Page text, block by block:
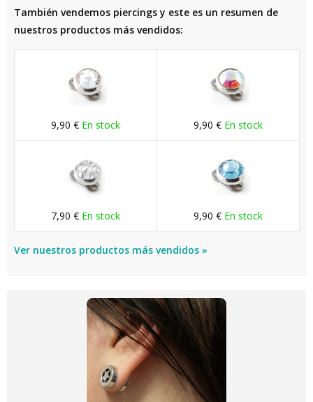
También vendemos piercings y este es un resumen de
nuestros productos más vendidos:
9,90 € En stock 9,90 € En stock
7,90 € En stock 9,90 € En stock
Ver nuestros productos más vendidos »